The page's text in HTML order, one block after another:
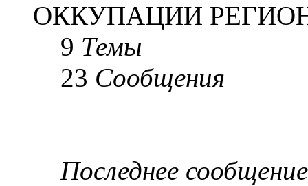
ОККУПАЦИИ
9 Темы
23 Сообщения
Последнее сообщение